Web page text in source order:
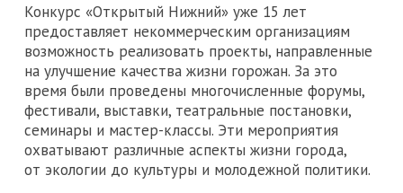
Конкурс «Открытый Нижний» уже 15 лет
предоставляет некоммерческим организациям
возможность реализовать проекты, направленные
на улучшение качества жизни горожан. За это
время были проведены многочисленные форумы,
фестивали, выставки, театральные постановки,
семинары и мастер-классы. Эти мероприятия
охватывают различные аспекты жизни города,
от экологии до культуры и молодежной политики.